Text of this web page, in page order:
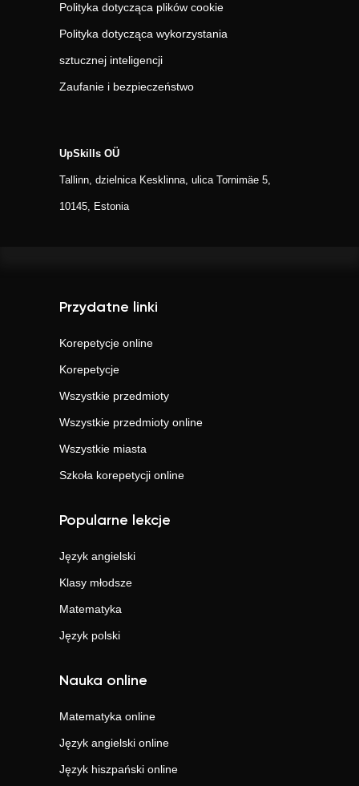
Polityka dotycząca plików cookie
Polityka dotycząca wykorzystania
sztucznej inteligencji
Zaufanie i bezpieczeństwo
UpSkills OÜ
Tallinn, dzielnica Kesklinna, ulica Tornimäe 5,
10145, Estonia
Przydatne linki
Korepetycje online
Korepetycje
Wszystkie przedmioty
Wszystkie przedmioty online
Wszystkie miasta
Szkoła korepetycji online
Popularne lekcje
Język angielski
Klasy młodsze
Matematyka
Język polski
Nauka online
Matematyka online
Język angielski online
Język hiszpański online